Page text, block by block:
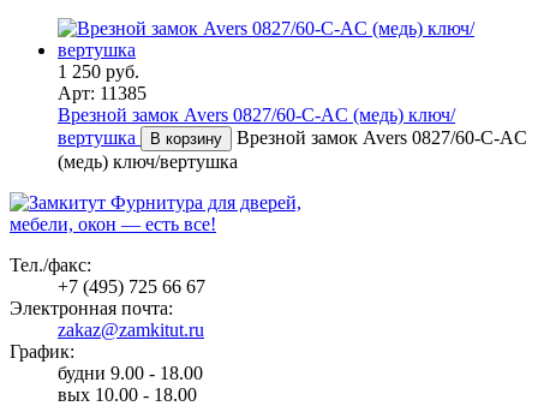
1 250 руб.
Арт: 11385
Врезной замок Avers 0827/60-C-AC (медь) ключ/
вертушка
В корзину
Врезной замок Avers 0827/60-C-AC
(медь) ключ/вертушка
Фурнитура для дверей,
мебели, окон — есть все!
Тел./факс:
+7 (495) 725 66 67
Электронная почта:
zakaz@zamkitut.ru
График:
будни 9.00 - 18.00
вых 10.00 - 18.00